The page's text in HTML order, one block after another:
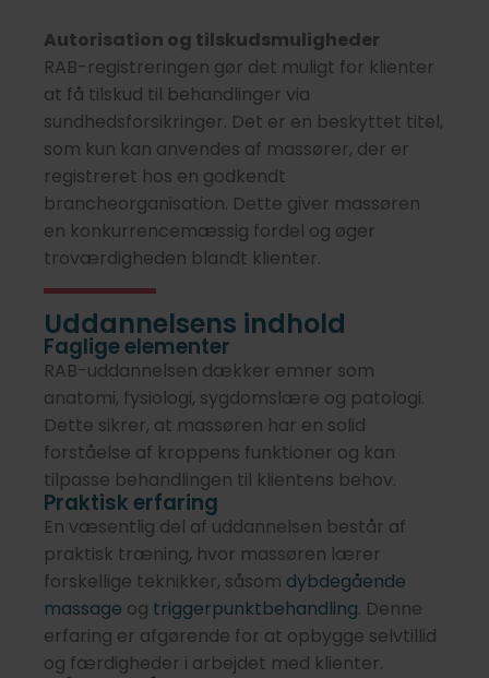
Autorisation og tilskudsmuligheder
RAB-registreringen gør det muligt for klienter
at få tilskud til behandlinger via
sundhedsforsikringer. Det er en beskyttet titel,
som kun kan anvendes af massører, der er
registreret hos en godkendt
brancheorganisation. Dette giver massøren
en konkurrencemæssig fordel og øger
troværdigheden blandt klienter.
Uddannelsens indhold
Faglige elementer
RAB-uddannelsen dækker emner som
anatomi, fysiologi, sygdomslære og patologi.
Dette sikrer, at massøren har en solid
forståelse af kroppens funktioner og kan
tilpasse behandlingen til klientens behov.
Praktisk erfaring
En væsentlig del af uddannelsen består af
praktisk træning, hvor massøren lærer
forskellige teknikker, såsom dybdegående
massage og triggerpunktbehandling. Denne
erfaring er afgørende for at opbygge selvtillid
og færdigheder i arbejdet med klienter.